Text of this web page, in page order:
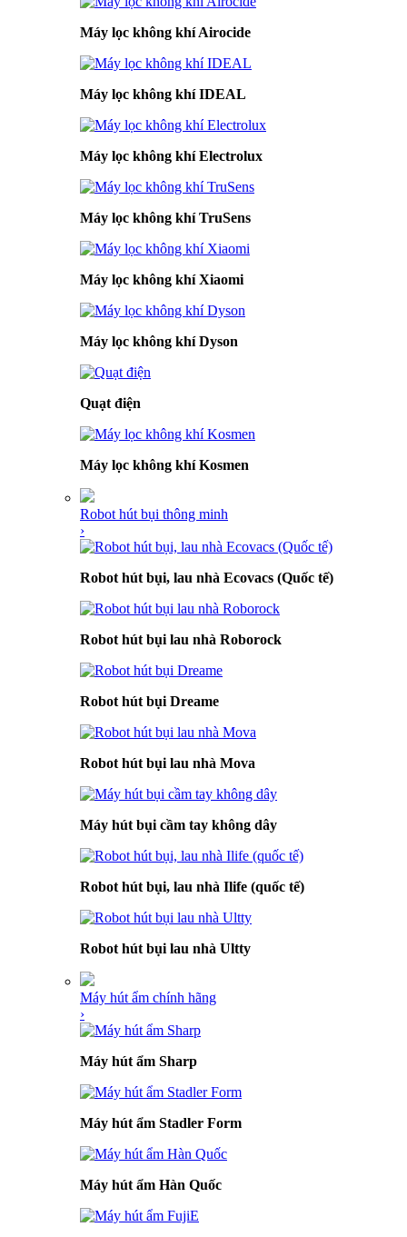
Máy lọc không khí Airocide
Máy lọc không khí IDEAL
Máy lọc không khí Electrolux
Máy lọc không khí TruSens
Máy lọc không khí Xiaomi
Máy lọc không khí Dyson
Quạt điện
Máy lọc không khí Kosmen
Robot hút bụi thông minh
›
Robot hút bụi, lau nhà Ecovacs (Quốc tế)
Robot hút bụi lau nhà Roborock
Robot hút bụi Dreame
Robot hút bụi lau nhà Mova
Máy hút bụi cầm tay không dây
Robot hút bụi, lau nhà Ilife (quốc tế)
Robot hút bụi lau nhà Ultty
Máy hút ẩm chính hãng
›
Máy hút ẩm Sharp
Máy hút ẩm Stadler Form
Máy hút ẩm Hàn Quốc